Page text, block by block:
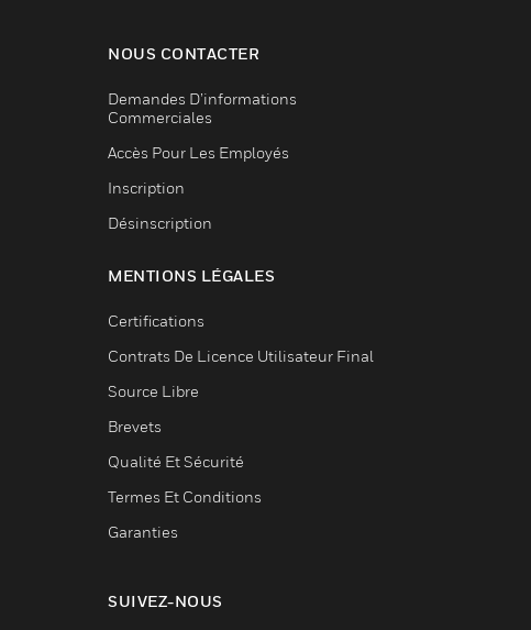
NOUS CONTACTER
Demandes D’informations
Commerciales
Accès Pour Les Employés
Inscription
Désinscription
MENTIONS LÉGALES
Certifications
Contrats De Licence Utilisateur Final
Source Libre
Brevets
Qualité Et Sécurité
Termes Et Conditions
Garanties
SUIVEZ-NOUS